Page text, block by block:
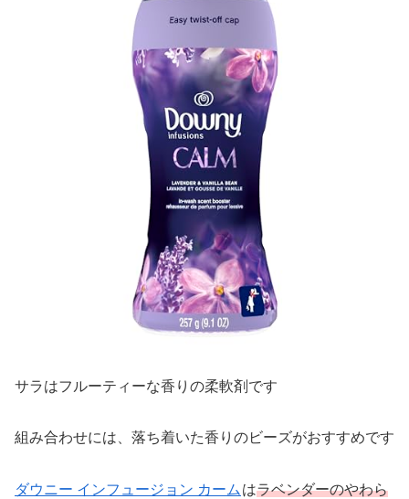
サラはフルーティーな香りの柔軟剤です
組み合わせには、落ち着いた香りのビーズがおすすめです
ダウニー インフュージョン カーム はラベンダーのやわら